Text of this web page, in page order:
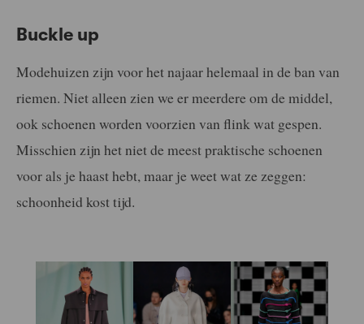
Buckle up
Modehuizen zijn voor het najaar helemaal in de ban van
riemen. Niet alleen zien we er meerdere om de middel,
ook schoenen worden voorzien van flink wat gespen.
Misschien zijn het niet de meest praktische schoenen
voor als je haast hebt, maar je weet wat ze zeggen:
schoonheid kost tijd.